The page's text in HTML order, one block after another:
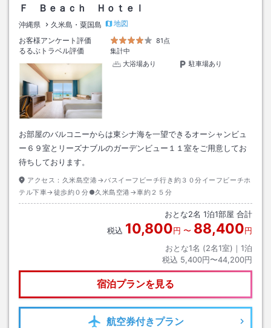
Ｆ Ｂｅａｃｈ Ｈｏｔｅｌ
沖縄県 久米島・粟国島
地図
お客様アンケート評価
81点
るるぶトラベル評価
集計中
大浴場あり
駐車場あり
お部屋のバルコニーからは東シナ海を一望できるオーシャンビュ
ー６９室とリーズナブルのガーデンビュー１１室をご用意してお
待ちしております。
アクセス： 久米島空港→バスイーフビーチ行き約３０分イーフビーチホ
テル下車→徒歩約０分●久米島空港→車約２５分
おとな2名 1泊1部屋 合計
税込 10,800円 〜 88,400円
おとな1名 (2名1室)｜ 1泊
税込 5,400円〜44,200円
宿泊プランを見る
航空券付きプラン